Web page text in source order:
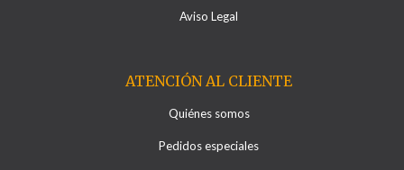
Aviso Legal
ATENCIÓN AL CLIENTE
Quiénes somos
Pedidos especiales